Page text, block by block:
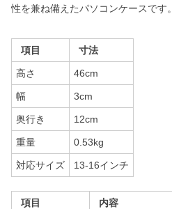
性を兼ね備えたパソコンケースです。
項目 寸法
高さ 46cm
幅 3cm
奥行き 12cm
重量 0.53kg
対応サイズ 13-16インチ
項目 内容